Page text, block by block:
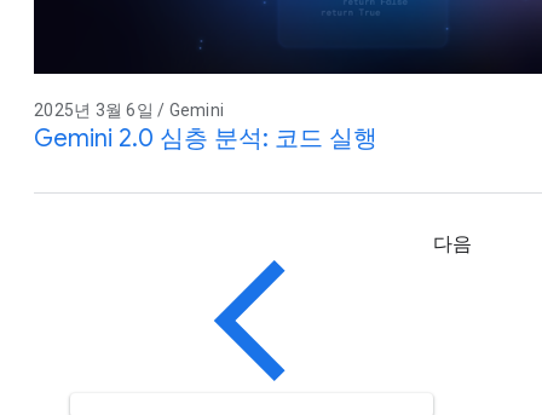
2025년 3월 6일 / Gemini
Gemini 2.0 심층 분석: 코드 실행
다음